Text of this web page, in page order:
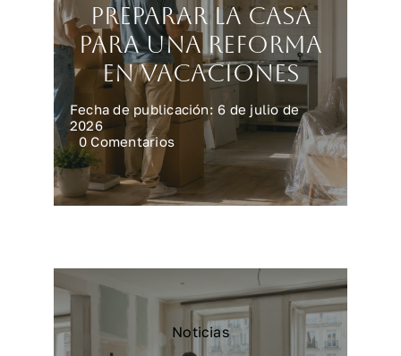
Preparar la casa
para una reforma
en vacaciones
Fecha de publicación: 6 de julio de
2026
0 Comentarioson
casa
para
vacaciones
Noticias